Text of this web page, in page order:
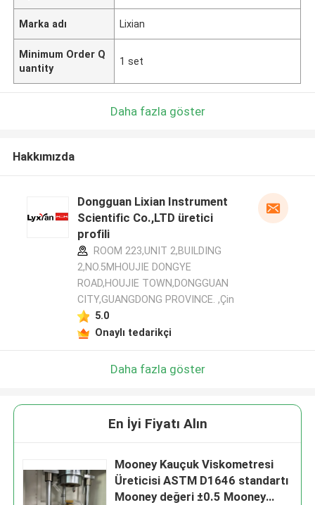
Marka adı Lixian
Minimum Order Q
uantity
1 set
Daha fazla göster
Hakkımızda
Dongguan Lixian Instrument
Scientific Co.,LTD üretici
profili
ROOM 223,UNIT 2,BUILDING
2,NO.5MHOUJIE DONGYE
ROAD,HOUJIE TOWN,DONGGUAN
CITY,GUANGDONG PROVINCE. ,Çin
5.0
Onaylı tedarikçi
Daha fazla göster
En İyi Fiyatı Alın
Mooney Kauçuk Viskometresi
Üreticisi ASTM D1646 standartı
Mooney değeri ±0.5 Mooney